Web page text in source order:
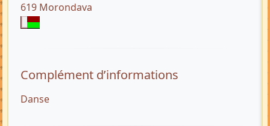
619 Morondava
Complément d’informations
Danse